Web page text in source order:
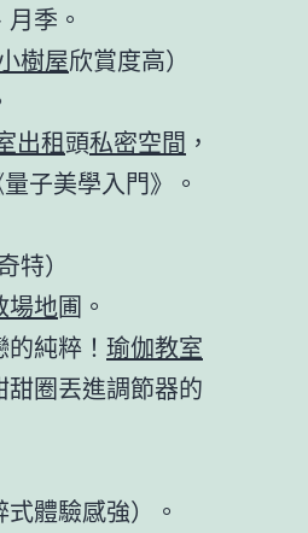
季。
樹屋欣賞度高）
出租頭私密空間 ，
子美學入門》。
）
場地圃。
純粹！ 瑜伽教室
甜圈丟進調節器的
體驗感強）。